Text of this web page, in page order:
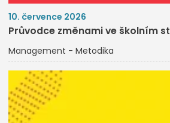
10. července 2026
Průvodce změnami ve školním
Management - Metodika